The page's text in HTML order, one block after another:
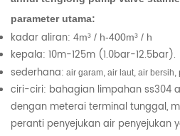
parameter utama:
kadar aliran: 4m³ / h-400m³ / h
kepala: 10m-125m (1.0bar-12.5bar).
sederhana: air garam, air laut, air bersih,
ciri-ciri: bahagian limpahan ss304
dengan meterai terminal tunggal,
peranti penyejukan air penyejukan